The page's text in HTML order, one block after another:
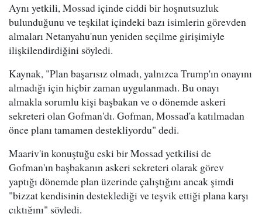
Aynı yetkili, Mossad içinde ciddi bir hoşnutsuzluk
bulunduğunu ve teşkilat içindeki bazı isimlerin görevden
almaları Netanyahu'nun yeniden seçilme girişimiyle
ilişkilendirdiğini söyledi.
Kaynak, "Plan başarısız olmadı, yalnızca Trump'ın onayını
almadığı için hiçbir zaman uygulanmadı. Bu onayı
almakla sorumlu kişi başbakan ve o dönemde askeri
sekreteri olan Gofman'dı. Gofman, Mossad'a katılmadan
önce planı tamamen destekliyordu" dedi.
Maariv'in konuştuğu eski bir Mossad yetkilisi de
Gofman'ın başbakanın askeri sekreteri olarak görev
yaptığı dönemde plan üzerinde çalıştığını ancak şimdi
"bizzat kendisinin desteklediği ve teşvik ettiği plana karşı
çıktığını" söyledi.